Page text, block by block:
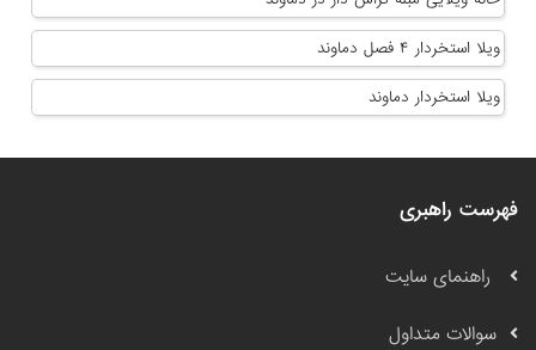
ویلا استخردار ۴ فصل دماوند
ویلا استخردار دماوند
فهرست راهبری
راهنمای سایت
سوالات متداول